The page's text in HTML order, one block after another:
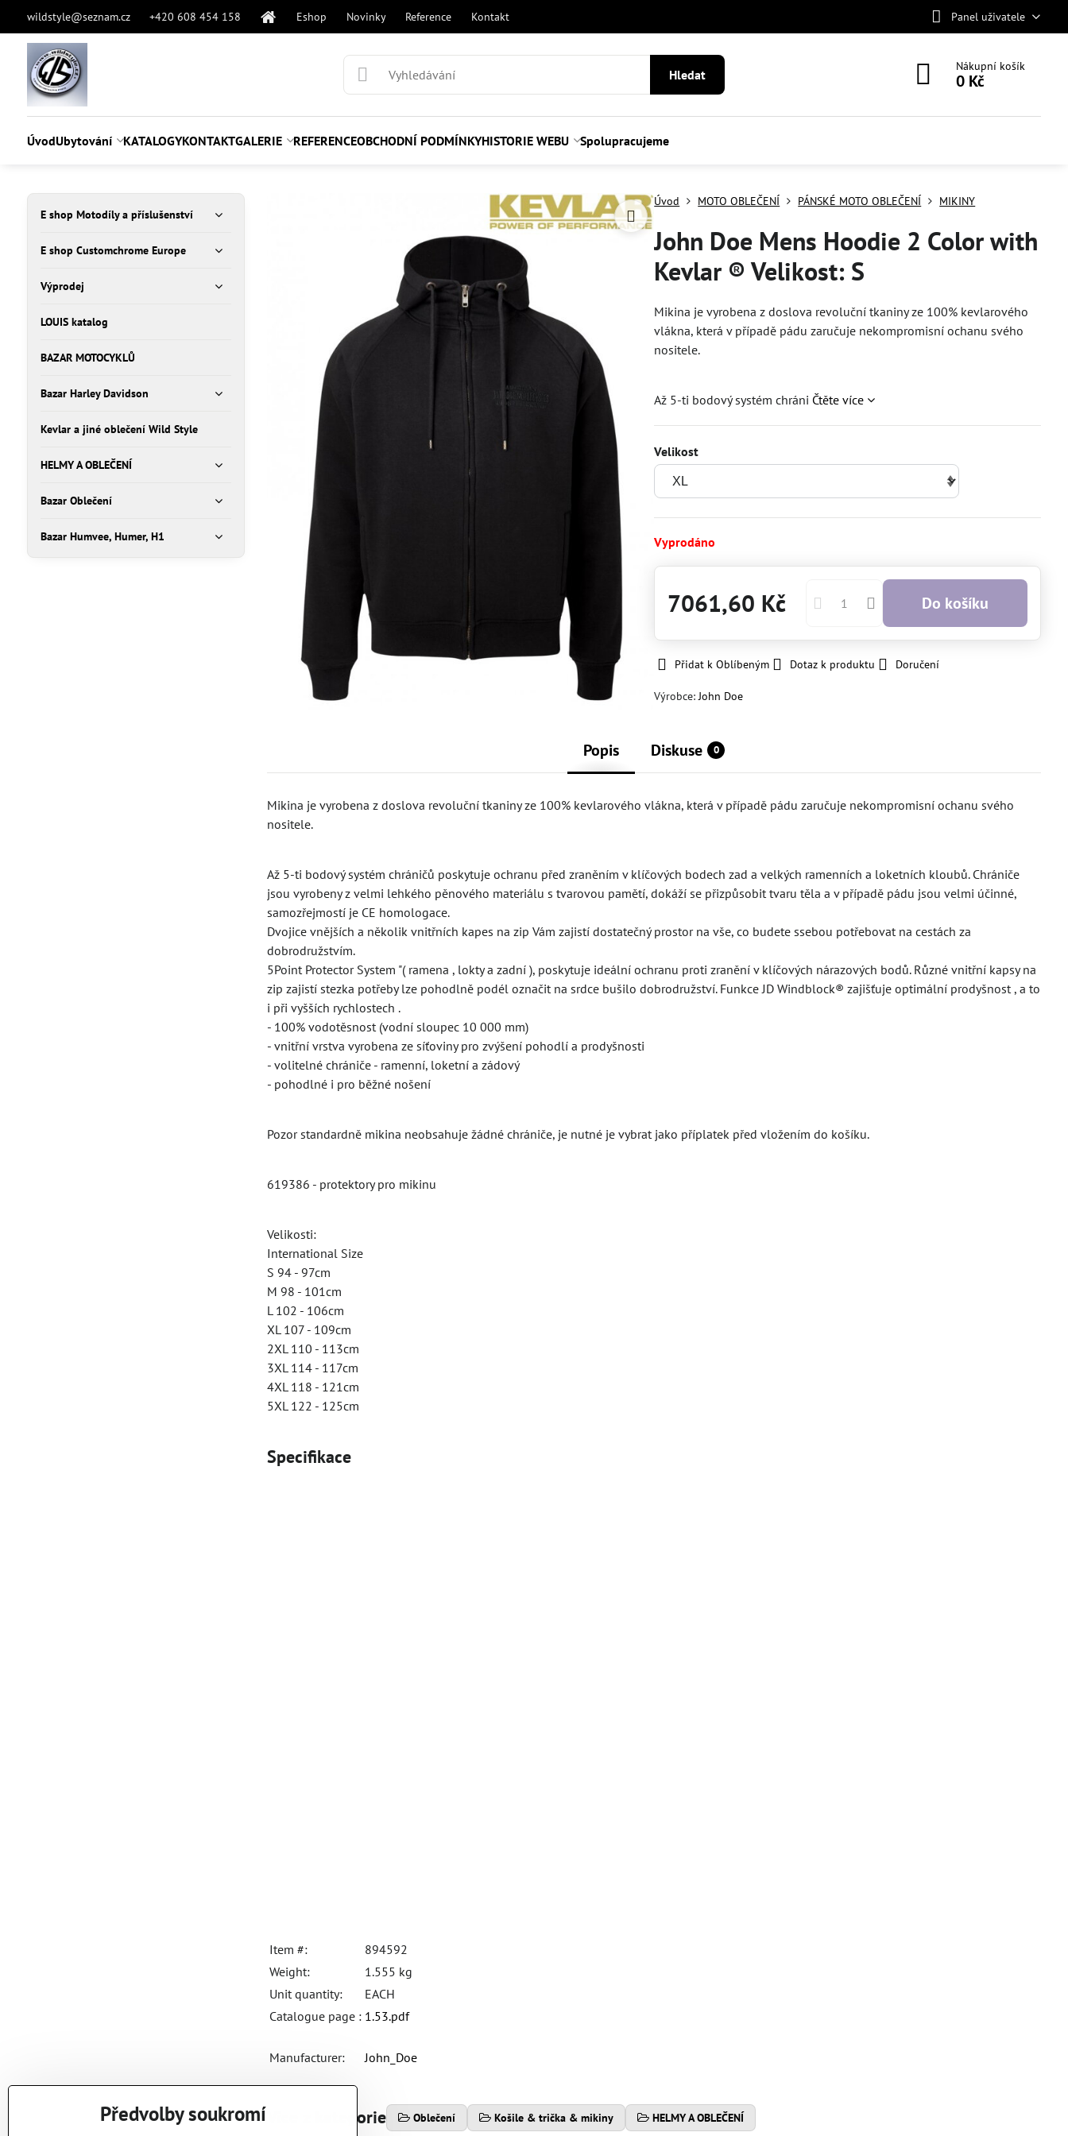
wildstyle@seznam.cz +420 608 454 158 Eshop Novinky Reference Kontakt Panel uživatele
Hledat
Nákupní košík
0 Kč
ÚvodUbytování KATALOGYKONTAKTGALERIE REFERENCEOBCHODNÍ PODMÍNKYHISTORIE WEBU Spolupracujeme
Úvod MOTO OBLEČENÍ PÁNSKÉ MOTO OBLEČENÍ MIKINY
John Doe Mens Hoodie 2 Color with
Kevlar ® Velikost: S
Mikina je vyrobena z doslova revoluční tkaniny ze 100% kevlarového
vlákna, která v případě pádu zaručuje nekompromisní ochanu svého
nositele.
Až 5-ti bodový systém chráni Čtěte více
Velikost
Vyprodáno
7061,60 Kč Do košíku
Přidat k Oblíbeným Dotaz k produktu Doručení
Výrobce:John Doe
Popis Diskuse 0
Mikina je vyrobena z doslova revoluční tkaniny ze 100% kevlarového vlákna, která v případě pádu zaručuje nekompromisní ochanu svého
nositele.
Až 5-ti bodový systém chráničů poskytuje ochranu před zraněním v klíčových bodech zad a velkých ramenních a loketních kloubů. Chrániče
jsou vyrobeny z velmi lehkého pěnového materiálu s tvarovou pamětí, dokáží se přizpůsobit tvaru těla a v případě pádu jsou velmi účinné,
samozřejmostí je CE homologace.
Dvojice vnějších a několik vnitřních kapes na zip Vám zajistí dostatečný prostor na vše, co budete ssebou potřebovat na cestách za
dobrodružstvím.
5Point Protector System "( ramena , lokty a zadní ), poskytuje ideální ochranu proti zranění v klíčových nárazových bodů. Různé vnitřní kapsy na
zip zajistí stezka potřeby lze pohodlně podél označit na srdce bušilo dobrodružství. Funkce JD Windblock® zajišťuje optimální prodyšnost , a to
i při vyšších rychlostech .
- 100% vodotěsnost (vodní sloupec 10 000 mm)
- vnitřní vrstva vyrobena ze síťoviny pro zvýšení pohodlí a prodyšnosti
- volitelné chrániče - ramenní, loketní a zádový
- pohodlné i pro běžné nošení
Pozor standardně mikina neobsahuje žádné chrániče, je nutné je vybrat jako příplatek před vložením do košíku.
619386 - protektory pro mikinu
Velikosti:
International Size
S 94 - 97cm
M 98 - 101cm
L 102 - 106cm
XL 107 - 109cm
2XL 110 - 113cm
3XL 114 - 117cm
4XL 118 - 121cm
5XL 122 - 125cm
Specifikace
Item #:
894592
Weight:
1.555 kg
Unit quantity:
EACH
Catalogue page : 1.53.pdf
Manufacturer: John_Doe
Více z kategorie Oblečení Košile & trička & mikiny HELMY A OBLEČENÍ
E shop Motodíly a příslušenství
E shop Customchrome Europe
Výprodej
LOUIS katalog
BAZAR MOTOCYKLŮ
Bazar Harley Davidson
Kevlar a jiné oblečení Wild Style
HELMY A OBLEČENÍ
Bazar Oblečení
Bazar Humvee, Humer, H1
Předvolby soukromí